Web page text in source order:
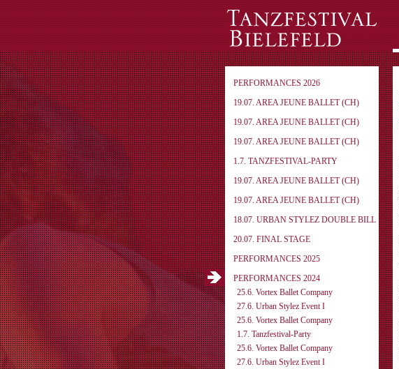
PERFORMANCES 2026
19.07. AREA JEUNE BALLET (CH)
19.07. AREA JEUNE BALLET (CH)
19.07. AREA JEUNE BALLET (CH)
1.7. TANZFESTIVAL-PARTY
19.07. AREA JEUNE BALLET (CH)
19.07. AREA JEUNE BALLET (CH)
18.07. URBAN STYLEZ DOUBLE BILL
20.07. FINAL STAGE
PERFORMANCES 2025
PERFORMANCES 2024
25.6. Vortex Ballet Company
27.6. Urban Stylez Event I
25.6. Vortex Ballet Company
1.7. Tanzfestival-Party
25.6. Vortex Ballet Company
27.6. Urban Stylez Event I